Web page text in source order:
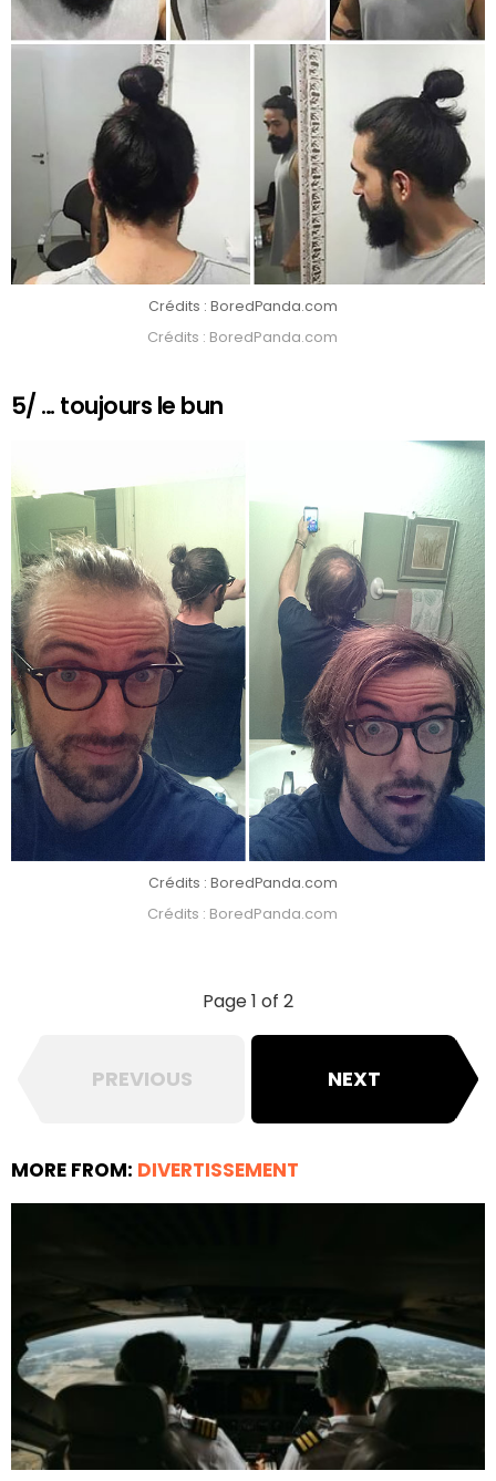
Crédits : BoredPanda.com
Crédits : BoredPanda.com
5/ … toujours le bun
Crédits : BoredPanda.com
Crédits : BoredPanda.com
Page 1 of 2
PREVIOUS NEXT
MORE FROM: DIVERTISSEMENT